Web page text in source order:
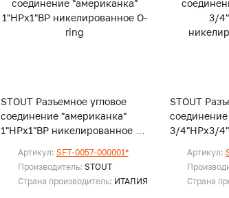
STOUT Разъемное угловое
соединение "американка"
1"НРx1"ВР никелированное O-
Артикул: SFT-0057-000001*
Производитель: STOUT
Страна производитель: ИТАЛИЯ
STOUT
3/4"НРx3/
Артикул:
Страна